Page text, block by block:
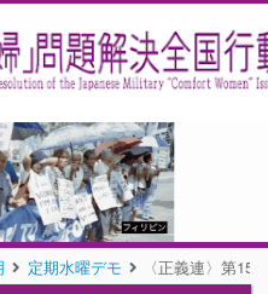
定期水曜デモ 〈正義連〉第